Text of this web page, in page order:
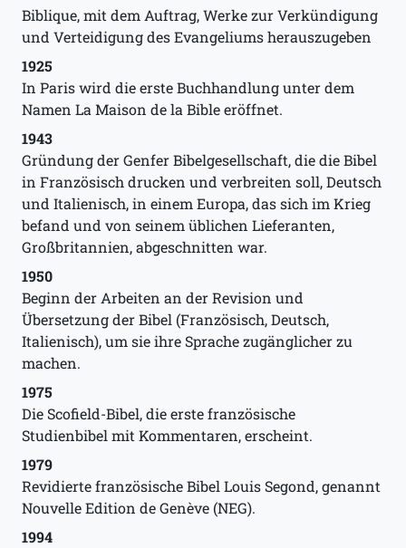
Biblique, mit dem Auftrag, Werke zur Verkündigung
und Verteidigung des Evangeliums herauszugeben
1925
In Paris wird die erste Buchhandlung unter dem
Namen La Maison de la Bible eröffnet.
1943
Gründung der Genfer Bibelgesellschaft, die die Bibel
in Französisch drucken und verbreiten soll, Deutsch
und Italienisch, in einem Europa, das sich im Krieg
befand und von seinem üblichen Lieferanten,
Großbritannien, abgeschnitten war.
1950
Beginn der Arbeiten an der Revision und
Übersetzung der Bibel (Französisch, Deutsch,
Italienisch), um sie ihre Sprache zugänglicher zu
machen.
1975
Die Scofield-Bibel, die erste französische
Studienbibel mit Kommentaren, erscheint.
1979
Revidierte französische Bibel Louis Segond, genannt
Nouvelle Edition de Genève (NEG).
1994